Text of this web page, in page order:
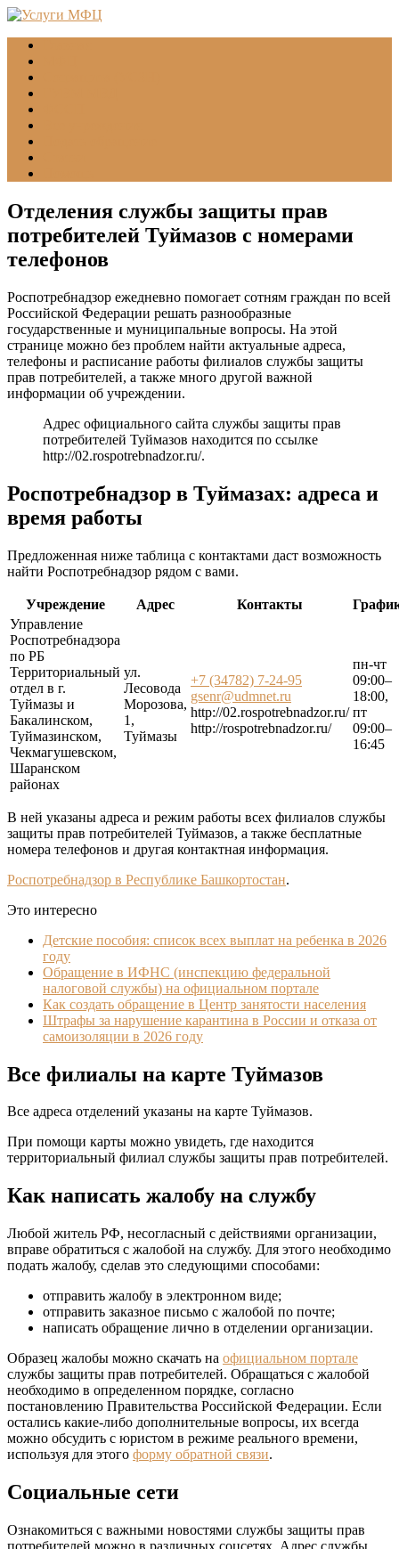
Отделения службы защиты прав
потребителей Туймазов с номерами
телефонов
Роспотребнадзор ежедневно помогает сотням граждан по всей
Российской Федерации решать разнообразные
государственные и муниципальные вопросы. На этой
странице можно без проблем найти актуальные адреса,
телефоны и расписание работы филиалов службы защиты
прав потребителей, а также много другой важной
информации об учреждении.
Адрес официального сайта службы защиты прав
потребителей Туймазов находится по ссылке
http://02.rospotrebnadzor.ru/.
Роспотребнадзор в Туймазах: адреса и
время работы
Предложенная ниже таблица с контактами даст возможность
найти Роспотребнадзор рядом с вами.
Учреждение Адрес Контакты
Управление
Роспотребнадзора
по РБ
Территориальный
отдел в г.
Туймазы и
Бакалинском,
Туймазинском,
Чекмагушевском,
Шаранском
районах
ул.
Лесовода
Морозова,
1,
Туймазы
+7 (34782) 7-24-95
gsenr@udmnet.ru
http://02.rospotrebnadzor.ru/
http://rospotrebnadzor.ru/
пн-чт
09:00–
18:00,
пт
09:00–
16:45
В ней указаны адреса и режим работы всех филиалов службы
защиты прав потребителей Туймазов, а также бесплатные
номера телефонов и другая контактная информация.
Роспотребнадзор в Республике Башкортостан.
Это интересно
Детские пособия: список всех выплат на ребенка в 2026
году
Обращение в ИФНС (инспекцию федеральной
налоговой службы) на официальном портале
Как создать обращение в Центр занятости населения
Штрафы за нарушение карантина в России и отказа от
самоизоляции в 2026 году
Все филиалы на карте Туймазов
Все адреса отделений указаны на карте Туймазов.
При помощи карты можно увидеть, где находится
территориальный филиал службы защиты прав потребителей.
Как написать жалобу на службу
Любой житель РФ, несогласный с действиями организации,
вправе обратиться с жалобой на службу. Для этого необходимо
подать жалобу, сделав это следующими способами:
отправить жалобу в электронном виде;
отправить заказное письмо с жалобой по почте;
написать обращение лично в отделении организации.
Образец жалобы можно скачать на официальном портале
службы защиты прав потребителей. Обращаться с жалобой
необходимо в определенном порядке, согласно
постановлению Правительства Российской Федерации. Если
остались какие-либо дополнительные вопросы, их всегда
можно обсудить с юристом в режиме реального времени,
используя для этого форму обратной связи.
Социальные сети
Ознакомиться с важными новостями службы защиты прав
потребителей можно в различных соцсетях. Адрес службы